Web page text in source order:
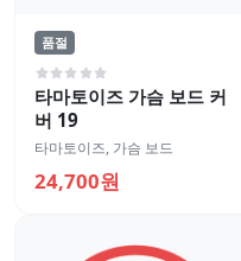
품절
타마토이즈 가슴 보드 커
버 19
타마토이즈, 가슴 보드
24,700원